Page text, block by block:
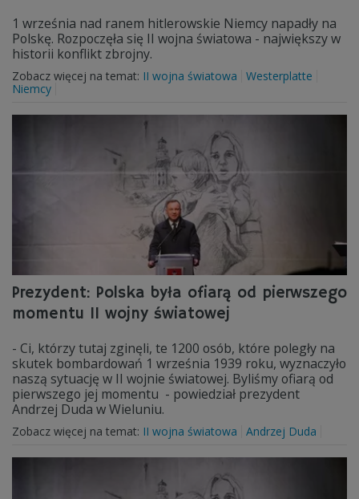
1 września nad ranem hitlerowskie Niemcy napadły na
Polskę. Rozpoczęła się II wojna światowa - największy w
historii konflikt zbrojny.
Zobacz więcej na temat: II wojna światowa
Westerplatte
Niemcy
Prezydent: Polska była ofiarą od pierwszego
momentu II wojny światowej
- Ci, którzy tutaj zginęli, te 1200 osób, które poległy na
skutek bombardowań 1 września 1939 roku, wyznaczyło
naszą sytuację w II wojnie światowej. Byliśmy ofiarą od
pierwszego jej momentu - powiedział prezydent
Andrzej Duda w Wieluniu.
Zobacz więcej na temat: II wojna światowa Andrzej Duda